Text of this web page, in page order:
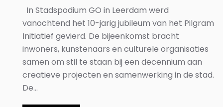
In Stadspodium GO in Leerdam werd
vanochtend het 10-jarig jubileum van het Pilgram
Initiatief gevierd. De bijeenkomst bracht
inwoners, kunstenaars en culturele organisaties
samen om stil te staan bij een decennium aan
creatieve projecten en samenwerking in de stad.
De...